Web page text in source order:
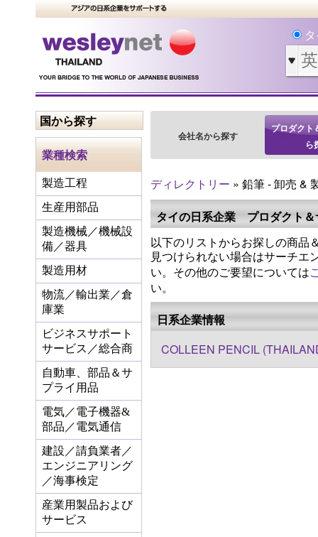
国から探す
業種検索
製造工程
生産用部品
製造機械／機械設
備／器具
製造用材
物流／輸出業／倉
庫業
ビジネスサポート
サービス／総合商
自動車、部品＆サ
プライ用品
電気／電子機器&
部品／電気通信
建設／請負業者／
エンジニアリング
／海事検定
産業用製品および
サービス
会社名から探す
プロダクト
ら
ディレクトリー » 鉛筆 - 卸売 &
タイの日系企業 プロダクト＆
以下のリストからお探しの商品
見つけられない場合はサーチエ
い。その他のご要望については
い。
日系企業情報
COLLEEN PENCIL